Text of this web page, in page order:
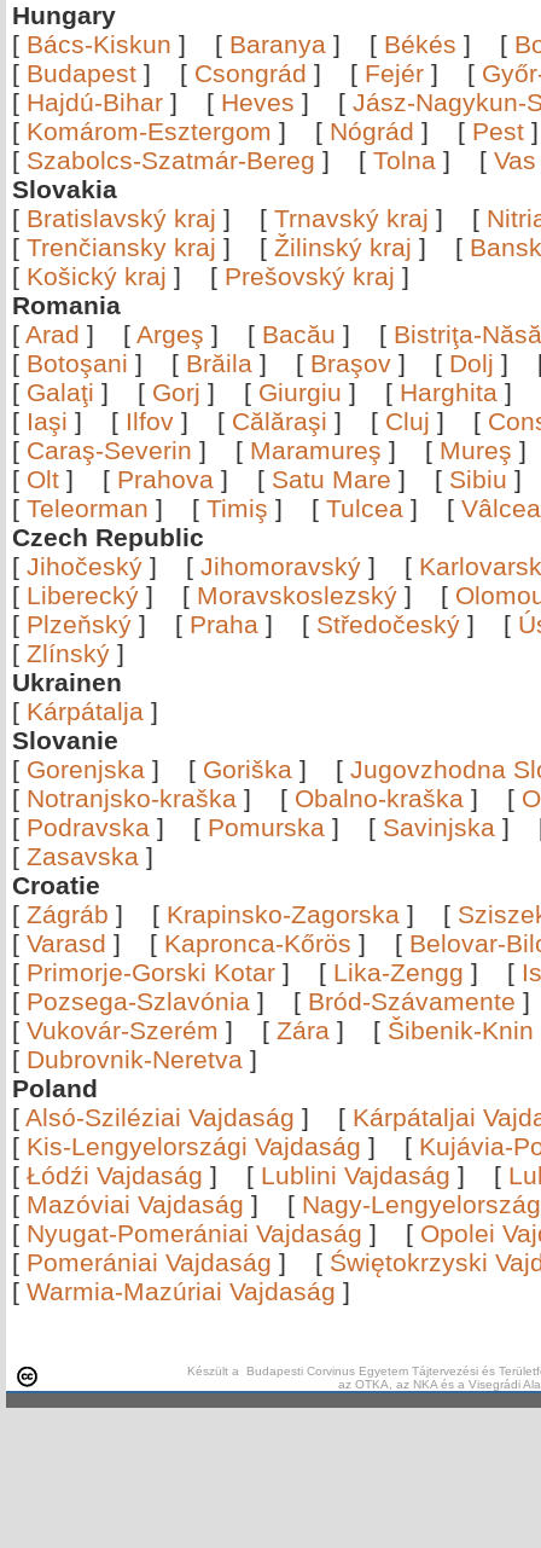
Hungary
[ Bács-Kiskun ] [ Baranya ] [ Békés ] [
[ Budapest ] [ Csongrád ] [ Fejér ] [
[ Hajdú-Bihar ] [ Heves ] [ Jász-Nagykun-
[ Komárom-Esztergom ] [ Nógrád ] [ Pest
[ Szabolcs-Szatmár-Bereg ] [ Tolna ] [ Vas
Slovakia
[ Bratislavský kraj ] [ Trnavský kraj ] [
[ Trenčiansky kraj ] [ Žilinský kraj ] [
[ Košický kraj ] [ Prešovský kraj ]
Romania
[ Arad ] [ Argeş ] [ Bacău ] [ Bistriţa-
[ Botoşani ] [ Brăila ] [ Braşov ] [ Dolj ]
[ Galaţi ] [ Gorj ] [ Giurgiu ] [ Harghita ]
[ Iaşi ] [ Ilfov ] [ Călăraşi ] [ Cluj ] [
[ Caraş-Severin ] [ Maramureş ] [ Mureş
[ Olt ] [ Prahova ] [ Satu Mare ] [ Sibiu
[ Teleorman ] [ Timiş ] [ Tulcea ] [
Czech Republic
[ Jihočeský ] [ Jihomoravský ] [
[ Liberecký ] [ Moravskoslezský ] [
[ Plzeňský ] [ Praha ] [ Středočeský ] [
[ Zlínský ]
Ukrainen
[ Kárpátalja ]
Slovanie
[ Gorenjska ] [ Goriška ] [ Jugovzhodna
[ Notranjsko-kraška ] [ Obalno-kraška ] [
[ Podravska ] [ Pomurska ] [ Savinjska ]
[ Zasavska ]
Croatie
[ Zágráb ] [ Krapinsko-Zagorska ] [
[ Varasd ] [ Kapronca-Kőrös ] [ Belovar-
[ Primorje-Gorski Kotar ] [ Lika-Zengg ] [
[ Pozsega-Szlavónia ] [ Bród-Szávamente
[ Vukovár-Szerém ] [ Zára ] [ Šibenik-Knin
[ Dubrovnik-Neretva ]
Poland
[ Alsó-Sziléziai Vajdaság ] [ Kárpátaljai
[ Kis-Lengyelországi Vajdaság ] [ Kujávia-
[ Łódźi Vajdaság ] [ Lublini Vajdaság ] [
[ Mazóviai Vajdaság ] [ Nagy-
[ Nyugat-Pomerániai Vajdaság ] [ Opolei
[ Pomerániai Vajdaság ] [ Świętokrzyski
[ Warmia-Mazúriai Vajdaság ]
Készült a Budapesti Corvinus Egyetem Tájtervezési és
az OTKA, az NKA és a Visegrádi